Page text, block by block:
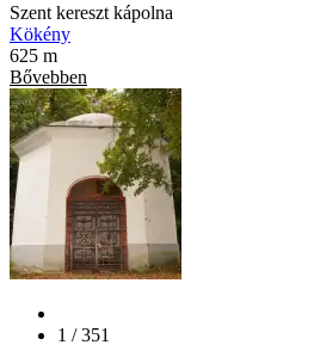
Szent kereszt kápolna
Kökény
625 m
Bővebben
1 / 351